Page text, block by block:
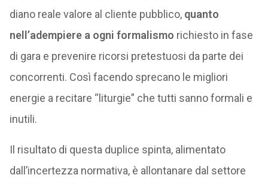
diano reale valore al cliente pubblico, quanto
nell’adempiere a ogni formalismo richiesto in fase
di gara e prevenire ricorsi pretestuosi da parte dei
concorrenti. Così facendo sprecano le migliori
energie a recitare “liturgie” che tutti sanno formali e
inutili.
Il risultato di questa duplice spinta, alimentato
dall’incertezza normativa, è allontanare dal settore